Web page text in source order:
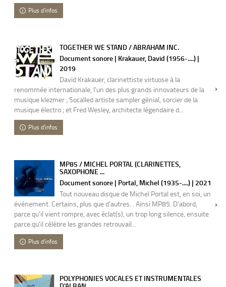
Plus d'infos
TOGETHER WE STAND / ABRAHAM INC.
Document sonore | Krakauer, David (1956-....) |
2019
David Krakauer, clarinettiste virtuose à la
renommée internationale, l'un des plus grands innovateurs de la
musique klezmer ; Socalled artiste sampler génial, sorcier de la
musique électro ; et Fred Wesley, architecte légendaire d...
Plus d'infos
MP85 / MICHEL PORTAL (CLARINETTES,
SAXOPHONE ...
Document sonore | Portal, Michel (1935-....) | 2021
Tout nouveau disque de Michel Portal est, en soi, un
événement. Certains, plus que d'autres... Ainsi MP85. D'abord,
parce qu'il vient rompre, avec éclat(s), un trop long silence, ensuite
parce qu'il célèbre les grandes retrouvail...
Plus d'infos
POLYPHONIES VOCALES ET INSTRUMENTALES